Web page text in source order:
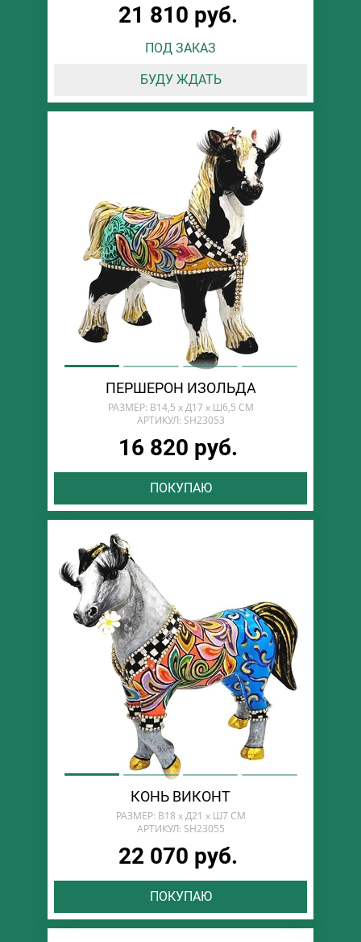
21 810 руб.
ПОД ЗАКАЗ
БУДУ ЖДАТЬ
ПЕРШЕРОН ИЗОЛЬДА
РАЗМЕР: В14,5 х Д17 х Ш6,5 СМ
АРТИКУЛ: SH23053
16 820 руб.
ПОКУПАЮ
КОНЬ ВИКОНТ
РАЗМЕР: В18 х Д21 х Ш7 СМ
АРТИКУЛ: SH23055
22 070 руб.
ПОКУПАЮ